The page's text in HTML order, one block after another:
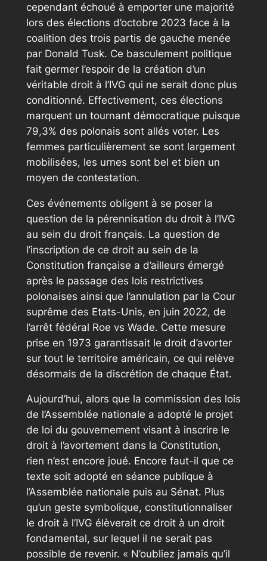
cependant échoué à emporter une majorité
lors des élections d’octobre 2023 face à la
coalition des trois partis de gauche menée
par Donald Tusk. Ce basculement politique
fait germer l’espoir de la création d’un
véritable droit à l’IVG qui ne serait donc plus
conditionné. Effectivement, ces élections
marquent un tournant démocratique puisque
79,3% des polonais sont allés voter. Les
femmes particulièrement se sont largement
mobilisées, les urnes sont bel et bien un
moyen de contestation.
Ces événements obligent à se poser la
question de la pérennisation du droit à l’IVG
au sein du droit français. La question de
l’inscription de ce droit au sein de la
Constitution française a d’ailleurs émergé
après le passage des lois restrictives
polonaises ainsi que l’annulation par la Cour
suprême des Etats-Unis, en juin 2022, de
l’arrêt fédéral Roe vs Wade. Cette mesure
prise en 1973 garantissait le droit d’avorter
sur tout le territoire américain, ce qui relève
désormais de la discrétion de chaque État.
Aujourd’hui, alors que la commission des lois
de l’Assemblée nationale a adopté le projet
de loi du gouvernement visant à inscrire le
droit à l’avortement dans la Constitution,
rien n’est encore joué. Encore faut-il que ce
texte soit adopté en séance publique à
l’Assemblée nationale puis au Sénat. Plus
qu’un geste symbolique, constitutionnaliser
le droit à l’IVG élèverait ce droit à un droit
fondamental, sur lequel il ne serait pas
possible de revenir. « N’oubliez jamais qu’il